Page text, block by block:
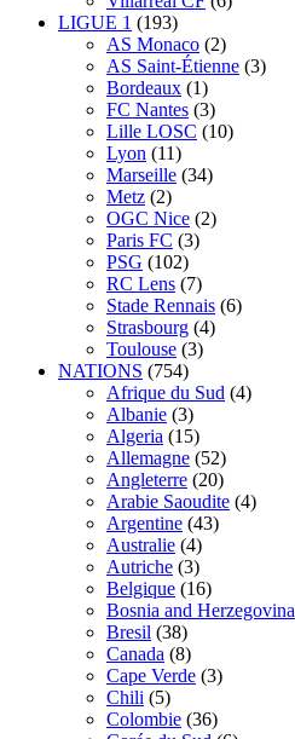
LIGUE 1 (193)
AS Monaco (2)
AS Saint-Étienne (3)
Bordeaux (1)
FC Nantes (3)
Lille LOSC (10)
Lyon (11)
Marseille (34)
Metz (2)
OGC Nice (2)
Paris FC (3)
PSG (102)
RC Lens (7)
Stade Rennais (6)
Strasbourg (4)
Toulouse (3)
NATIONS (754)
Afrique du Sud (4)
Albanie (3)
Algeria (15)
Allemagne (52)
Angleterre (20)
Arabie Saoudite (4)
Argentine (43)
Australie (4)
Autriche (3)
Belgique (16)
Bosnia and Herzegovina
Bresil (38)
Canada (8)
Cape Verde (3)
Chili (5)
Colombie (36)